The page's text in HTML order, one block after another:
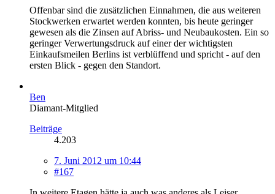
Offenbar sind die zusätzlichen Einnahmen, die aus weiteren
Stockwerken erwartet werden konnten, bis heute geringer
gewesen als die Zinsen auf Abriss- und Neubaukosten. Ein so
geringer Verwertungsdruck auf einer der wichtigsten
Einkaufsmeilen Berlins ist verblüffend und spricht - auf den
ersten Blick - gegen den Standort.
Ben
Diamant-Mitglied
Beiträge
4.203
7. Juni 2012 um 10:44
#167